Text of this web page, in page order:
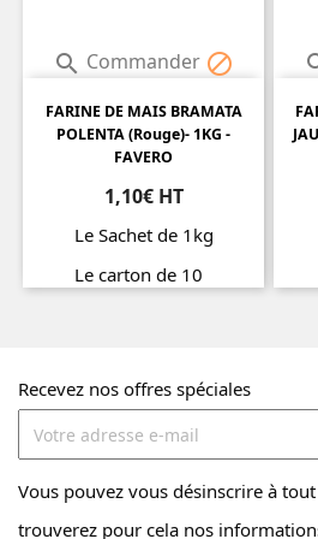
 Commander 
FARINE DE MAIS BRAMATA
POLENTA (rouge)- 1KG -
FAVERO
1,10€ HT
Le Sachet de 1kg
Le carton de 10
Recevez nos offres spéciales
Vous pouvez vous désinscrire à
trouverez pour cela nos